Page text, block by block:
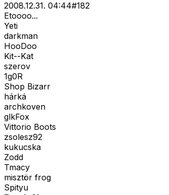
2008.12.31. 04:44#182
Etoooo...
Yeti
darkman
HooDoo
Kit--Kat
szerov
1g0R
Shop Bizarr
hárká
archkoven
glkFox
Vittorio Boots
zsolesz92
kukucska
Zodd
Tmacy
misztör frog
Spityu